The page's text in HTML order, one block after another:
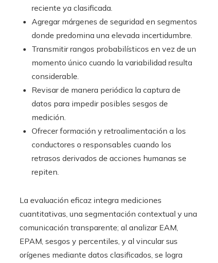
reciente ya clasificada.
Agregar márgenes de seguridad en segmentos
donde predomina una elevada incertidumbre.
Transmitir rangos probabilísticos en vez de un
momento único cuando la variabilidad resulta
considerable.
Revisar de manera periódica la captura de
datos para impedir posibles sesgos de
medición.
Ofrecer formación y retroalimentación a los
conductores o responsables cuando los
retrasos derivados de acciones humanas se
repiten.
La evaluación eficaz integra mediciones
cuantitativas, una segmentación contextual y una
comunicación transparente; al analizar EAM,
EPAM, sesgos y percentiles, y al vincular sus
orígenes mediante datos clasificados, se logra